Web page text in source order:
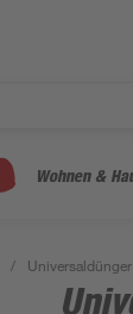
Wohnen &
/